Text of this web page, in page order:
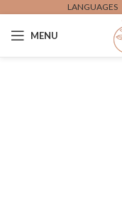
LANGUAGES
MENU